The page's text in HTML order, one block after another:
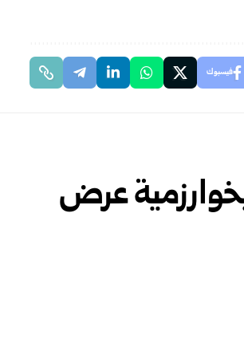
فيسبوك
عرض